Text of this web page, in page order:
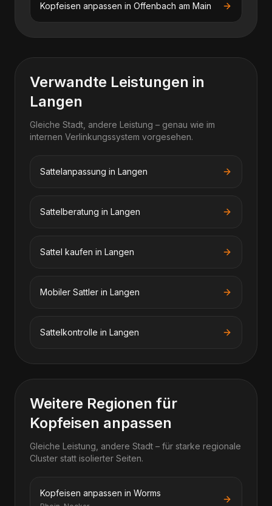
Kopfeisen anpassen in Offenbach am Main
Verwandte Leistungen in
Langen
Gleiche Stadt, andere Leistung – genau wie im
internen Verlinkungssystem vorgesehen.
Sattelanpassung in Langen
Sattelberatung in Langen
Sattel kaufen in Langen
Mobiler Sattler in Langen
Sattelkontrolle in Langen
Weitere Regionen für
Kopfeisen anpassen
Gleiche Leistung, andere Stadt – für starke regionale
Cluster statt isolierter Seiten.
Kopfeisen anpassen in Worms